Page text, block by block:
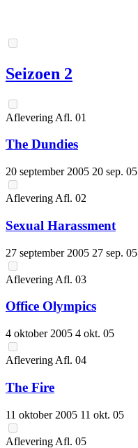
Seizoen 2
Aflevering Afl. 01
The Dundies
20 september 2005 20 sep. 05
Aflevering Afl. 02
Sexual Harassment
27 september 2005 27 sep. 05
Aflevering Afl. 03
Office Olympics
4 oktober 2005 4 okt. 05
Aflevering Afl. 04
The Fire
11 oktober 2005 11 okt. 05
Aflevering Afl. 05